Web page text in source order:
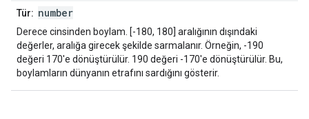
Tür: number
Derece cinsinden boylam. [-180, 180] aralığının dışındaki
değerler, aralığa girecek şekilde sarmalanır. Örneğin, -190
değeri 170'e dönüştürülür. 190 değeri -170'e dönüştürülür. Bu,
boylamların dünyanın etrafını sardığını gösterir.